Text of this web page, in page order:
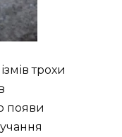
трохи
появи